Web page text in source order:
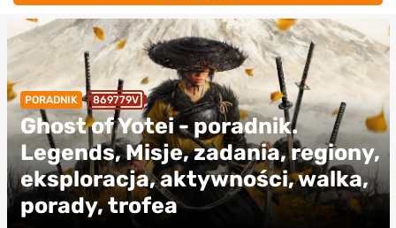
PORADNIK 869779V
Ghost of Yotei - poradnik.
Legends, Misje, zadania, regiony,
eksploracja, aktywności, walka,
porady, trofea